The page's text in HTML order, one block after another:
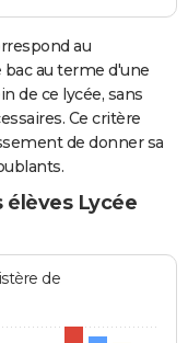
au
au terme d'une
de ce lycée, sans
Ce critère
de donner sa
élèves Lycée
de